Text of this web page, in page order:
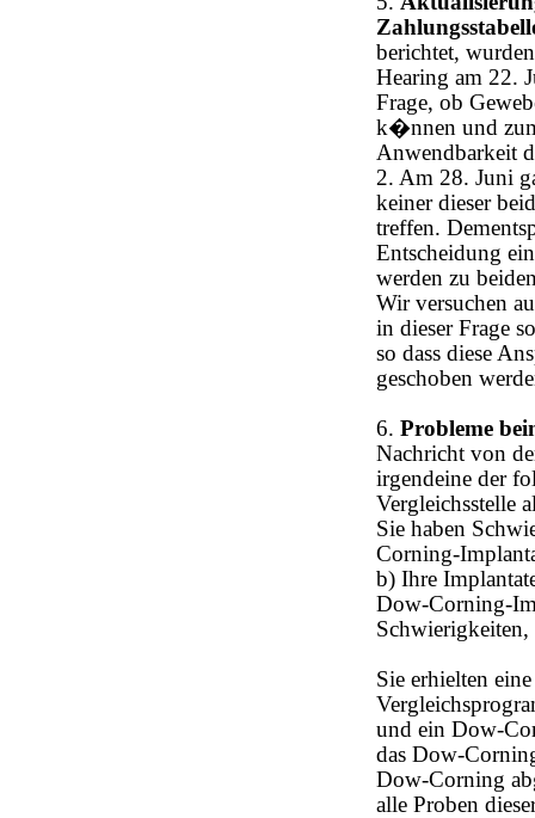
berichtet,
Hearing am 22.
Frage, ob
k�nnen und
Anwendbarkeit
2. Am 28. Juni
keiner dieser
treffen.
Entscheidung
werden zu
Wir versuchen
in dieser Frage
so dass diese
geschoben
6. Probleme
Nachricht von
irgendeine der
Vergleichsstelle
Sie haben
Corning-
b) Ihre
Dow-Corning-
Schwierigkeiten,
Sie erhielten
und ein Dow-
das Dow-
Dow-Corning
alle Proben